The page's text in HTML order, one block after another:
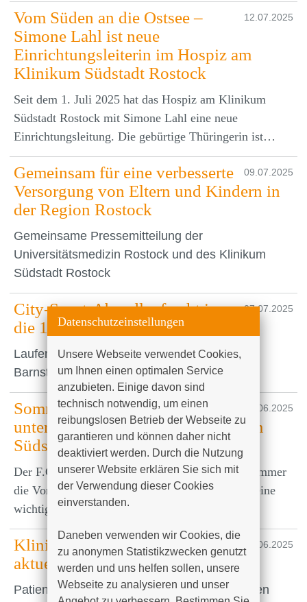
12.07.2025
Vom Süden an die Ostsee –
Simone Lahl ist neue
Einrichtungsleiterin im Hospiz am
Klinikum Südstadt Rostock
Seit dem 1. Juli 2025 hat das Hospiz am Klinikum
Südstadt Rostock mit Simone Lahl eine neue
Einrichtungsleitung. Die gebürtige Thüringerin ist…
09.07.2025
Gemeinsam für eine verbesserte
Versorgung von Eltern und Kindern in
der Region Rostock
Gemeinsame Pressemitteilung der
Universitätsmedizin Rostock und des Klinikum
Südstadt Rostock
07.07.2025
City-Sport-Abendlauf geht in
die 12. Runde
Laufen für den guten Zweck am 23. Juli im
Barnstorfer Wald
23.06.2025
Sommervorbereitung: Hansa
unterstützt das Hospiz am Klinikum
Südstadt
Der F.C. Hansa Rostock nutzt auch in diesem Sommer
die Vorbereitung auf die kommende Saison, um eine
wichtige soziale und gesellschaftliche…
18.06.2025
Klinikum Südstadt Rostock
aktuell - tv.rostock Juni 2025
Patientengeschichte aus dem seit zehn Jahren
Datenschutzeinstellungen
Unsere Webseite verwendet Cookies,
um Ihnen einen optimalen Service
anzubieten. Einige davon sind
technisch notwendig, um einen
reibungslosen Betrieb der Webseite zu
garantieren und können daher nicht
deaktiviert werden. Durch die Nutzung
unserer Website erklären Sie sich mit
der Verwendung dieser Cookies
einverstanden.
Daneben verwenden wir Cookies, die
zu anonymen Statistikzwecken genutzt
werden und uns helfen sollen, unsere
Webseite zu analysieren und unser